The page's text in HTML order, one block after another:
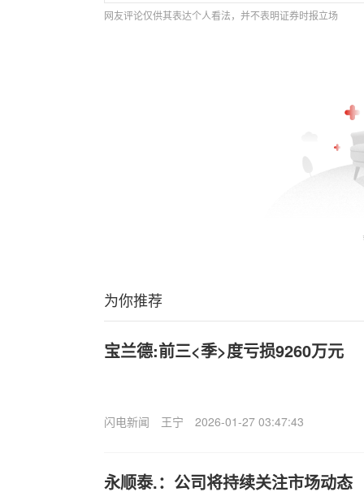
网友评论仅供其表达个人看法，并不表明证券时报立场
为你推荐
宝兰德:前三<季>度亏损9260万元
闪电新闻 王宁 2026-01-27 03:47:43
永顺泰.：公司将持续关注市场动态